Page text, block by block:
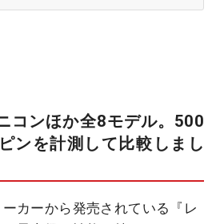
コンほか全8モデル。500
ンを計測して比較しまし
カーから発売されている『レ